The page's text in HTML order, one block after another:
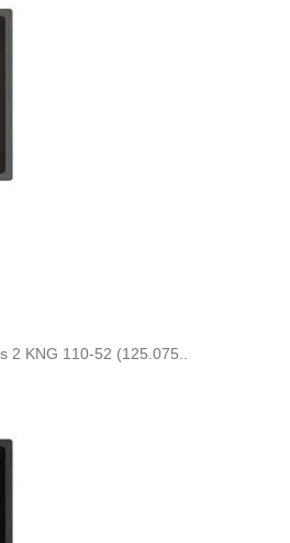
2 KNG 110-52 (125.075..